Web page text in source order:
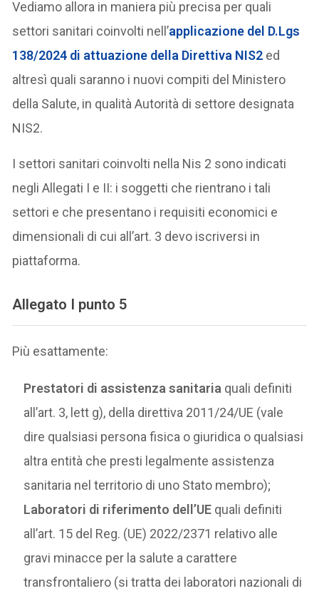
Vediamo allora in maniera più precisa per quali
settori sanitari coinvolti nell’applicazione del D.Lgs
138/2024 di attuazione della Direttiva NIS2 ed
altresì quali saranno i nuovi compiti del Ministero
della Salute, in qualità Autorità di settore designata
NIS2.
I settori sanitari coinvolti nella Nis 2 sono indicati
negli Allegati I e II: i soggetti che rientrano i tali
settori e che presentano i requisiti economici e
dimensionali di cui all’art. 3 devo iscriversi in
piattaforma.
Allegato I punto 5
Più esattamente:
Prestatori di assistenza sanitaria quali definiti
all’art. 3, lett g), della direttiva 2011/24/UE (vale
dire qualsiasi persona fisica o giuridica o qualsiasi
altra entità che presti legalmente assistenza
sanitaria nel territorio di uno Stato membro);
Laboratori di riferimento dell’UE quali definiti
all’art. 15 del Reg. (UE) 2022/2371 relativo alle
gravi minacce per la salute a carattere
transfrontaliero (si tratta dei laboratori nazionali di